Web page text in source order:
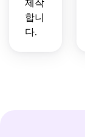
제작
합니
다.